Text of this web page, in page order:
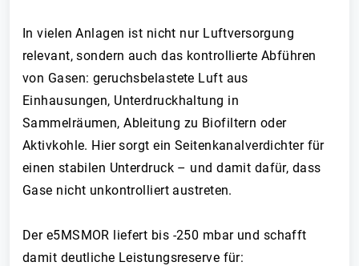
In vielen Anlagen ist nicht nur Luftversorgung
relevant, sondern auch das kontrollierte Abführen
von Gasen: geruchsbelastete Luft aus
Einhausungen, Unterdruckhaltung in
Sammelräumen, Ableitung zu Biofiltern oder
Aktivkohle. Hier sorgt ein Seitenkanalverdichter für
einen stabilen Unterdruck – und damit dafür, dass
Gase nicht unkontrolliert austreten.
Der e5MSMOR liefert bis -250 mbar und schafft
damit deutliche Leistungsreserve für: